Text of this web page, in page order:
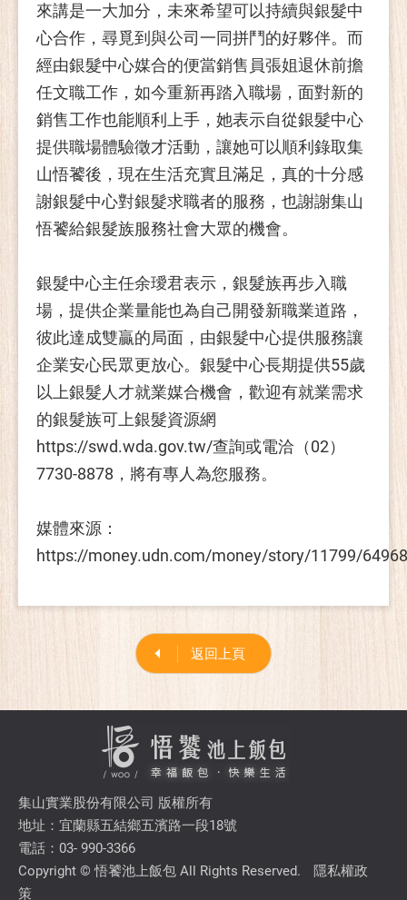
來講是一大加分，未來希望可以持續與銀髮中
心合作，尋覓到與公司一同拼鬥的好夥伴。而
經由銀髮中心媒合的便當銷售員張姐退休前擔
任文職工作，如今重新再踏入職場，面對新的
銷售工作也能順利上手，她表示自從銀髮中心
提供職場體驗徵才活動，讓她可以順利錄取集
山悟饕後，現在生活充實且滿足，真的十分感
謝銀髮中心對銀髮求職者的服務，也謝謝集山
悟饕給銀髮族服務社會大眾的機會。
銀髮中心主任余璦君表示，銀髮族再步入職
場，提供企業量能也為自己開發新職業道路，
彼此達成雙贏的局面，由銀髮中心提供服務讓
企業安心民眾更放心。銀髮中心長期提供55歲
以上銀髮人才就業媒合機會，歡迎有就業需求
的銀髮族可上銀髮資源網
https://swd.wda.gov.tw/查詢或電洽（02）
7730-8878，將有專人為您服務。
媒體來源：
https://money.udn.com/money/story/11799/
返回上頁
集山實業股份有限公司 版權所有
地址：宜蘭縣五結鄉五濱路一段18號
電話：03- 990-3366
Copyright © 悟饕池上飯包 All Rights Reserved.
隱私權政
策